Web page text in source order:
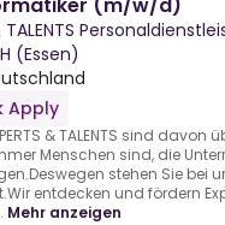
(m/w/d)
TALENTS
(Essen)
Apply
& TALENTS sind davon
Menschen sind, die
stehen Sie bei
entdecken und fördern
Mehr anzeigen